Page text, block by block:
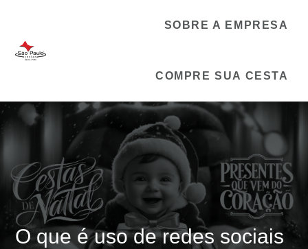
SOBRE A EMPRESA
COMPRE SUA CESTA
O que é uso de redes sociais